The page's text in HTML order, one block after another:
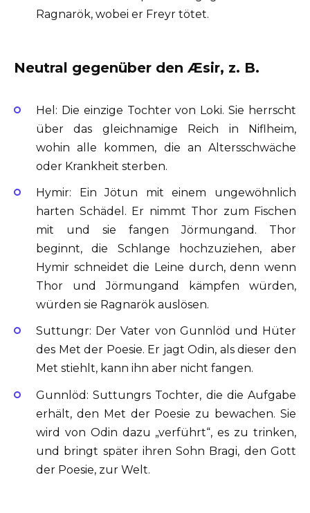
Ragnarök, wobei er Freyr tötet.
Neutral gegenüber den Æsir, z. B.
Hel: Die einzige Tochter von Loki. Sie herrscht
über das gleichnamige Reich in Niflheim,
wohin alle kommen, die an Altersschwäche
oder Krankheit sterben.
Hymir: Ein Jötun mit einem ungewöhnlich
harten Schädel. Er nimmt Thor zum Fischen
mit und sie fangen Jörmungand. Thor
beginnt, die Schlange hochzuziehen, aber
Hymir schneidet die Leine durch, denn wenn
Thor und Jörmungand kämpfen würden,
würden sie Ragnarök auslösen.
Suttungr: Der Vater von Gunnlöd und Hüter
des Met der Poesie. Er jagt Odin, als dieser den
Met stiehlt, kann ihn aber nicht fangen.
Gunnlöd: Suttungrs Tochter, die die Aufgabe
erhält, den Met der Poesie zu bewachen. Sie
wird von Odin dazu „verführt“, es zu trinken,
und bringt später ihren Sohn Bragi, den Gott
der Poesie, zur Welt.